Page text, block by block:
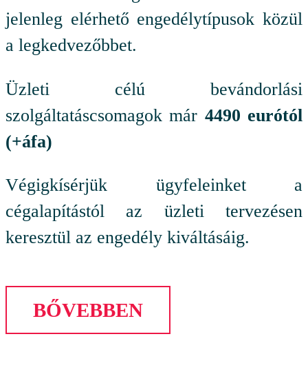
jelenleg elérhető engedélytípusok közül
a legkedvezőbbet.
Üzleti célú bevándorlási
szolgáltatáscsomagok már 4490 eurótól
(+áfa)
Végigkísérjük ügyfeleinket a
cégalapítástól az üzleti tervezésen
keresztül az engedély kiváltásáig.
BŐVEBBEN